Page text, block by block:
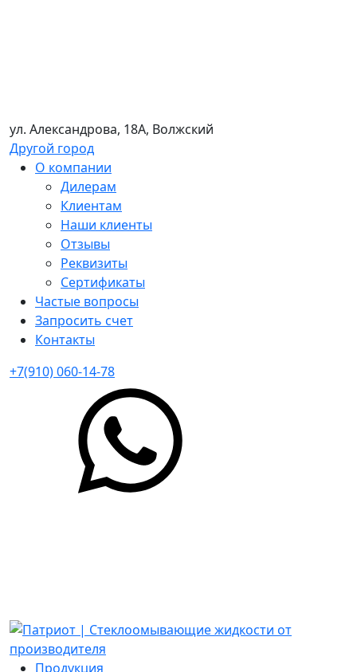
ул. Александрова, 18А, Волжский
Другой город
О компании
Дилерам
Клиентам
Наши клиенты
Отзывы
Реквизиты
Сертификаты
Частые вопросы
Запросить счет
Контакты
+7(910) 060-14-78
Продукция